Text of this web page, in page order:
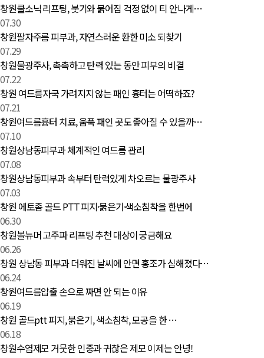
창원쿨소닉 리프팅, 붓기와 붉어짐 걱정 없이 티 안나게…
07.30
창원팔자주름 피부과, 자연스러운 환한 미소 되찾기
07.29
창원물광주사, 촉촉하고 탄력 있는 동안 피부의 비결
07.22
창원 여드름자국 가려지지 않는 패인 흉터는 어떡하죠?
07.21
창원여드름흉터 치료, 움푹 패인 곳도 좋아질 수 있을까…
07.10
창원상남동피부과 체계적인 여드름 관리
07.08
창원상남동피부과 속부터 탄력있게 차오르는 물광주사
07.03
창원 에토좀 골드 PTT 피지·붉은기·색소침착을 한번에
06.30
창원볼뉴머 고주파 리프팅 추천 대상이 궁금해요
06.26
창원 상남동 피부과 더워진 날씨에 안면 홍조가 심해졌다…
06.24
창원여드름압출 손으로 짜면 안 되는 이유
06.19
창원 골드ptt 피지, 붉은기, 색소침착, 모공을 한 …
06.18
창원수염제모 거뭇한 인중과 귀찮은 제모 이제는 안녕!